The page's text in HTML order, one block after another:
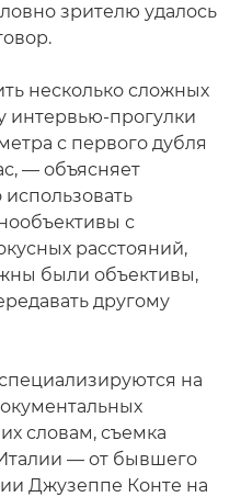
зрителю удалось
несколько сложных
интервью-прогулки
с первого дубля
— объясняет
с
расстояний,
были объективы,
другому
на
словам, съемка
— от бывшего
Джузеппе Конте на